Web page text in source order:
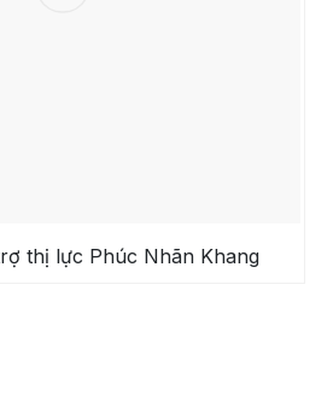
thị lực Phúc Nhãn Khang